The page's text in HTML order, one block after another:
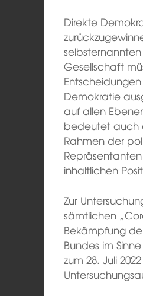
Direkte
Gesellschaft
Demokratie
auf allen
bedeutet auch
Rahmen der
inhaltlichen
Zur
sämtlichen
Bekämpfung
Bundes im
zum 28. Juli